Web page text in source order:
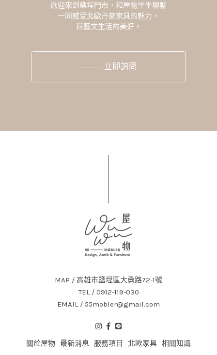
歡迎來到鹽埕門市，和屋物坐坐聊聊
一同感受北歐丹麥家具的魅力，
與藝文生活的美好。
立即詢問
MAP / 高雄市鹽埕區大勇路72-1號
TEL / 0912-119-030
EMAIL / 55mobler@gmail.com
關於屋物 最新消息 服務項目 北歐家具 相關知識